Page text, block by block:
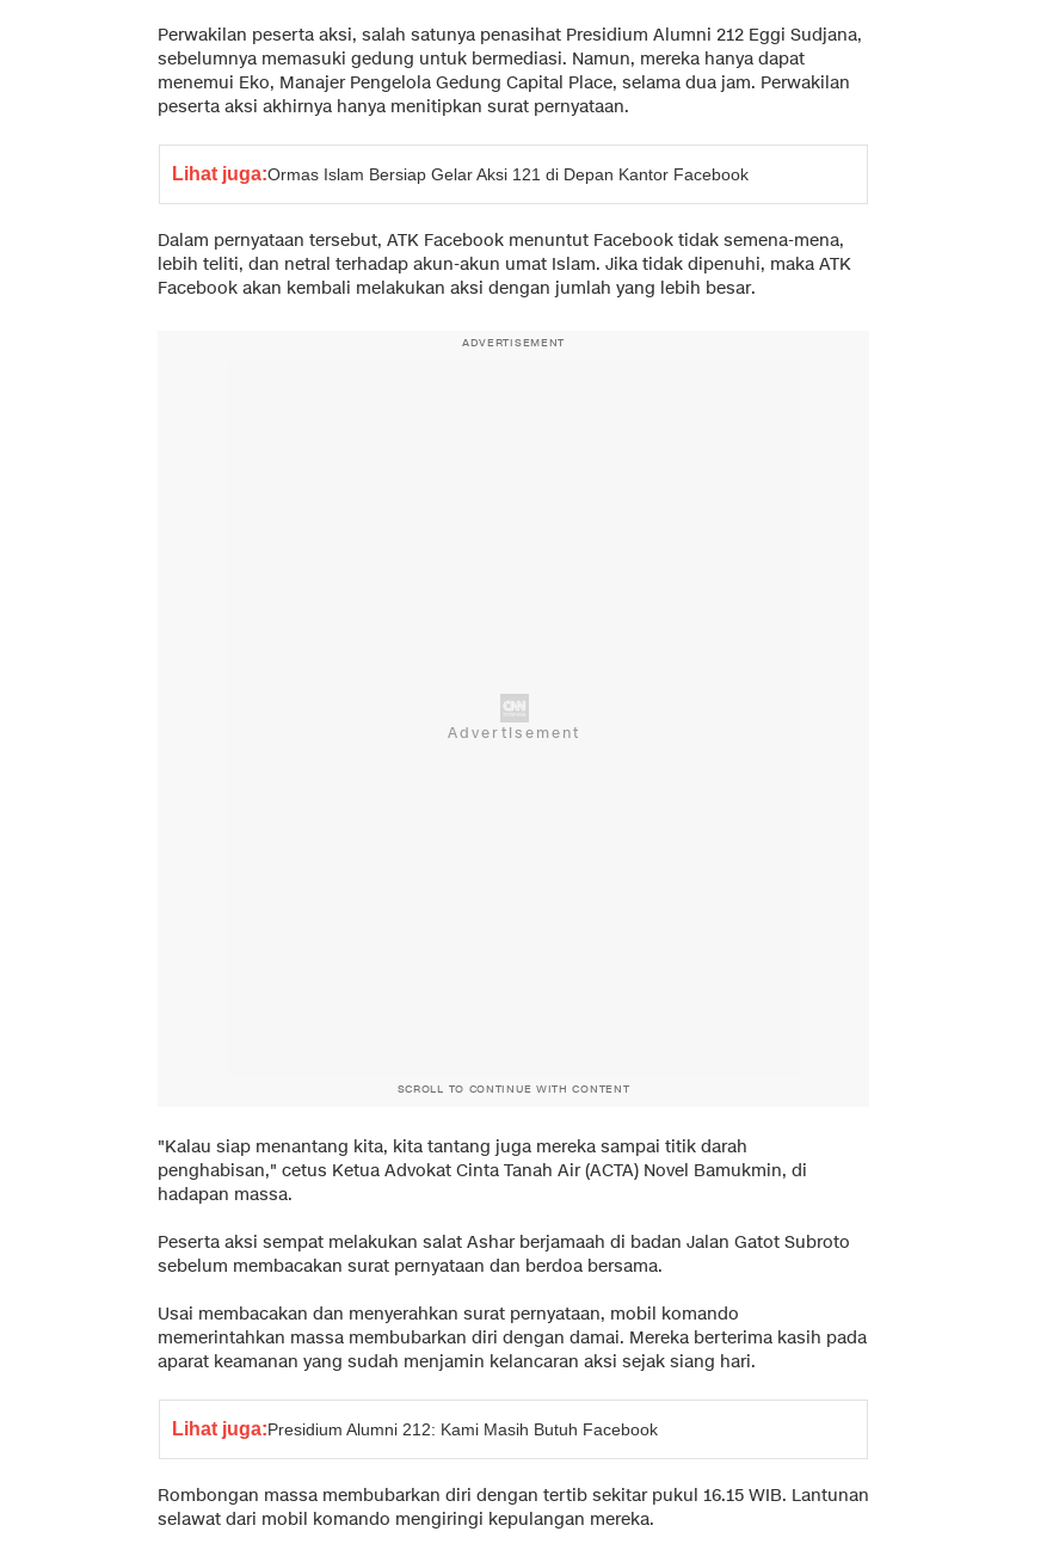
Perwakilan peserta aksi, salah satunya penasihat Presidium Alumni 212 Eggi Sudjana,
sebelumnya memasuki gedung untuk bermediasi. Namun, mereka hanya dapat
menemui Eko, Manajer Pengelola Gedung Capital Place, selama dua jam. Perwakilan
peserta aksi akhirnya hanya menitipkan surat pernyataan.
Lihat juga:Ormas Islam Bersiap Gelar Aksi 121 di Depan Kantor Facebook
Dalam pernyataan tersebut, ATK Facebook menuntut Facebook tidak semena-mena,
lebih teliti, dan netral terhadap akun-akun umat Islam. Jika tidak dipenuhi, maka ATK
Facebook akan kembali melakukan aksi dengan jumlah yang lebih besar.
ADVERTISEMENT
SCROLL TO CONTINUE WITH CONTENT
"Kalau siap menantang kita, kita tantang juga mereka sampai titik darah
penghabisan," cetus Ketua Advokat Cinta Tanah Air (ACTA) Novel Bamukmin, di
hadapan massa.
Peserta aksi sempat melakukan salat Ashar berjamaah di badan Jalan Gatot Subroto
sebelum membacakan surat pernyataan dan berdoa bersama.
Usai membacakan dan menyerahkan surat pernyataan, mobil komando
memerintahkan massa membubarkan diri dengan damai. Mereka berterima kasih pada
aparat keamanan yang sudah menjamin kelancaran aksi sejak siang hari.
Lihat juga:Presidium Alumni 212: Kami Masih Butuh Facebook
Rombongan massa membubarkan diri dengan tertib sekitar pukul 16.15 WIB. Lantunan
selawat dari mobil komando mengiringi kepulangan mereka.